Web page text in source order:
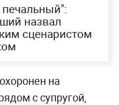
назвал
сценаристом
на
с супругой,